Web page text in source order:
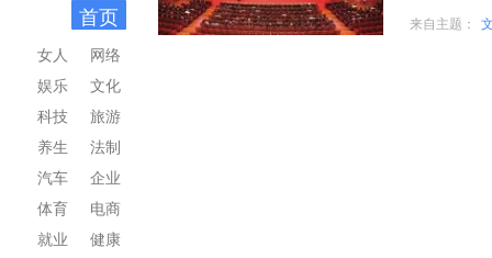
首页
网络
文化
旅游
法制
企业
电商
健康
女人
娱乐
科技
养生
汽车
体育
就业
来自主题：